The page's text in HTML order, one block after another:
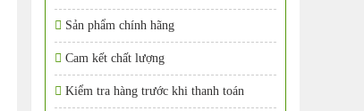
Sản phẩm chính hãng
Cam kết chất lượng
Kiểm tra hàng trước khi thanh toán